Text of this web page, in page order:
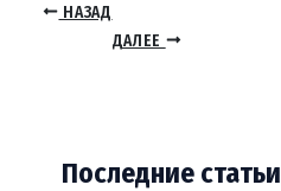
НАЗАД
ДАЛЕЕ
Последние статьи